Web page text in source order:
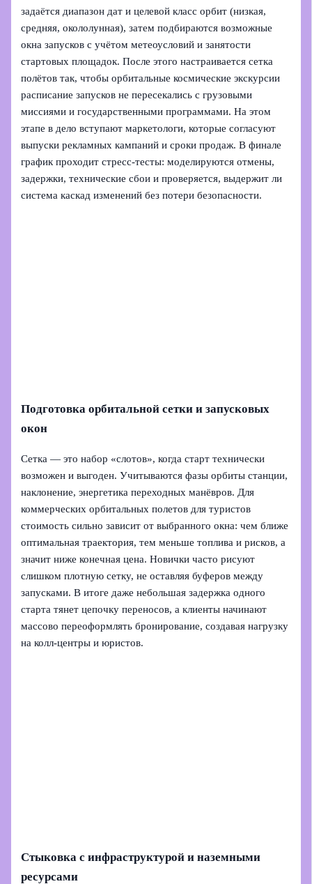
задаётся диапазон дат и целевой класс орбит (низкая,
средняя, окололунная), затем подбираются возможные
окна запусков с учётом метеоусловий и занятости
стартовых площадок. После этого настраивается сетка
полётов так, чтобы орбитальные космические экскурсии
расписание запусков не пересекались с грузовыми
миссиями и государственными программами. На этом
этапе в дело вступают маркетологи, которые согласуют
выпуски рекламных кампаний и сроки продаж. В финале
график проходит стресс‑тесты: моделируются отмены,
задержки, технические сбои и проверяется, выдержит ли
система каскад изменений без потери безопасности.
Подготовка орбитальной сетки и запусковых
окон
Сетка — это набор «слотов», когда старт технически
возможен и выгоден. Учитываются фазы орбиты станции,
наклонение, энергетика переходных манёвров. Для
коммерческих орбитальных полетов для туристов
стоимость сильно зависит от выбранного окна: чем ближе
оптимальная траектория, тем меньше топлива и рисков, а
значит ниже конечная цена. Новички часто рисуют
слишком плотную сетку, не оставляя буферов между
запусками. В итоге даже небольшая задержка одного
старта тянет цепочку переносов, а клиенты начинают
массово переоформлять бронирование, создавая нагрузку
на колл‑центры и юристов.
Стыковка с инфраструктурой и наземными
ресурсами